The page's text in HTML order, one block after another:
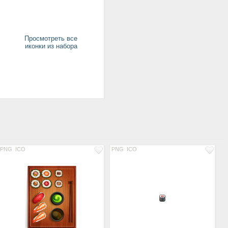
Просмотреть все
иконки из набора
PNG ICO PNG ICO